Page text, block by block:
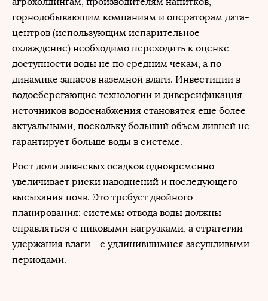
горнодобывающим компаниям и операторам дата-
центров (использующим испарительное
охлаждение) необходимо переходить к оценке
доступности воды не по средним чекам, а по
динамике запасов наземной влаги. Инвестиции в
водосберегающие технологии и диверсификация
источников водоснабжения становятся еще более
актуальными, поскольку больший объем ливней не
гарантирует больше воды в системе.
Рост доли ливневых осадков одновременно
увеличивает риски наводнений и последующего
высыхания почв. Это требует двойного
планирования: системы отвода воды должны
справляться с пиковыми нагрузками, а стратегии
удержания влаги – с удлинившимися засушливыми
периодами.